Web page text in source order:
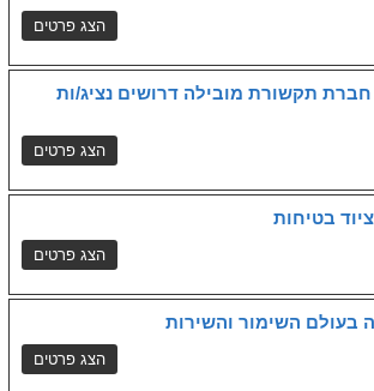
תקשורת מובילה דרושים נציג/ות
בטיחות
בעולם השימור והשירות